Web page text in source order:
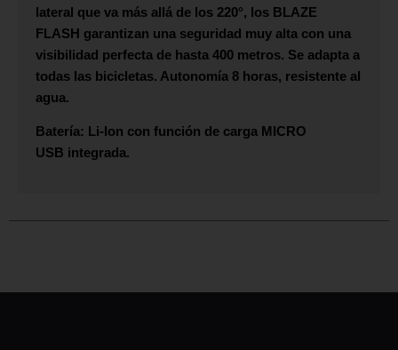
lateral que va más allá de los 220°, los BLAZE
FLASH garantizan una seguridad muy alta con una
visibilidad perfecta de hasta 400 metros. Se adapta a
todas las bicicletas. Autonomía 8 horas, resistente al
agua.
Batería: Li-Ion con función de carga MICRO
USB integrada.